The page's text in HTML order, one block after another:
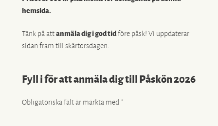
hemsida.
Tänk på att anmäla dig i god tidföre påsk! Vi uppdaterar
sidan fram till skärtorsdagen.
Fyll i för att anmäla dig till Påskön 2026
Obligatoriska fält är märkta med *